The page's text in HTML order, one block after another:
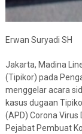
Erwan Suryadi SH
Jakarta, Madina
(Tipikor) pada
menggelar acara
kasus dugaan
(APD) Corona
Pejabat Pembuat